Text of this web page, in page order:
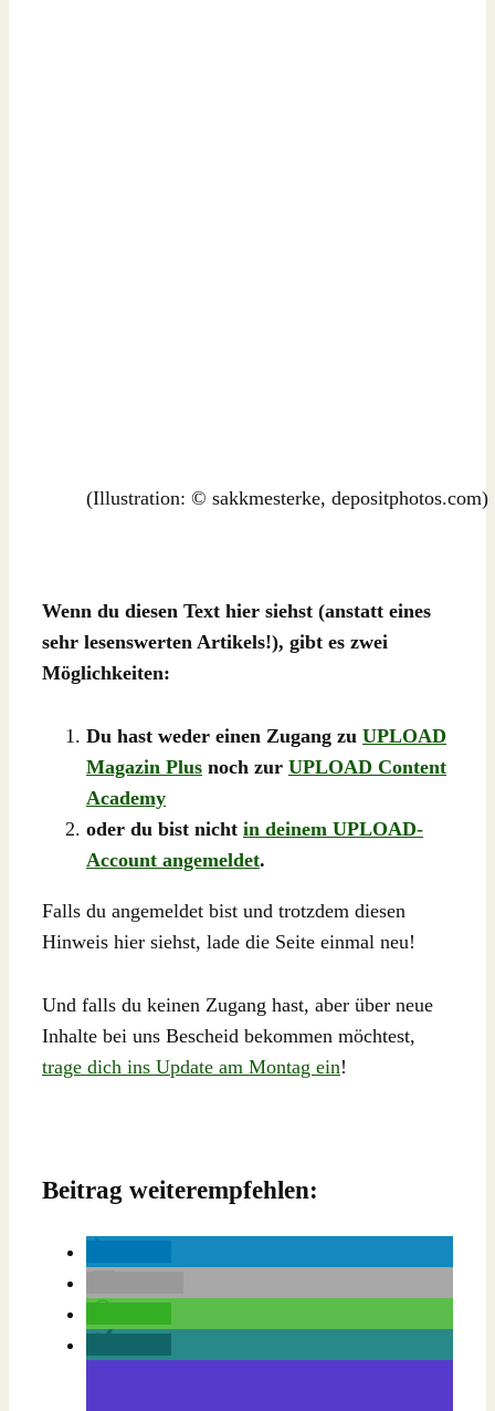
(Illustration: © sakkmesterke, depositphotos.com)
Wenn du diesen Text hier siehst (anstatt eines
sehr lesenswerten Artikels!), gibt es zwei
Möglichkeiten:
Du hast weder einen Zugang zu UPLOAD
Magazin Plus noch zur UPLOAD Content
Academy
oder du bist nicht in deinem UPLOAD-
Account angemeldet.
Falls du angemeldet bist und trotzdem diesen
Hinweis hier siehst, lade die Seite einmal neu!
Und falls du keinen Zugang hast, aber über neue
Inhalte bei uns Bescheid bekommen möchtest,
trage dich ins Update am Montag ein!
Beitrag weiterempfehlen: